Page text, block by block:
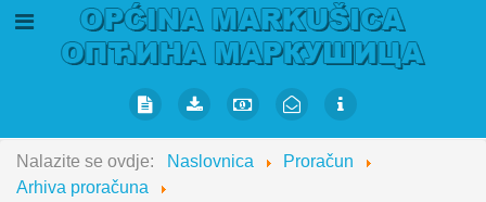
Nalazite se ovdje: Naslovnica
Proračun
Arhiva proračuna